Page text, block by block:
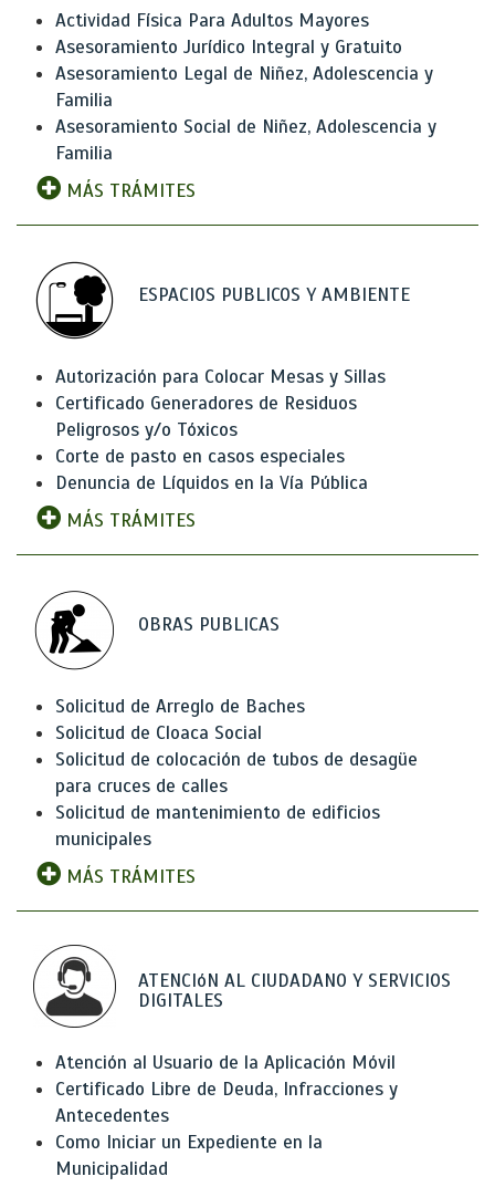
Actividad Física Para Adultos Mayores
Asesoramiento Jurídico Integral y Gratuito
Asesoramiento Legal de Niñez, Adolescencia y
Familia
Asesoramiento Social de Niñez, Adolescencia y
Familia
MÁS TRÁMITES
ESPACIOS PUBLICOS Y AMBIENTE
Autorización para Colocar Mesas y Sillas
Certificado Generadores de Residuos
Peligrosos y/o Tóxicos
Corte de pasto en casos especiales
Denuncia de Líquidos en la Vía Pública
MÁS TRÁMITES
OBRAS PUBLICAS
Solicitud de Arreglo de Baches
Solicitud de Cloaca Social
Solicitud de colocación de tubos de desagüe
para cruces de calles
Solicitud de mantenimiento de edificios
municipales
MÁS TRÁMITES
ATENCIóN AL CIUDADANO Y SERVICIOS
DIGITALES
Atención al Usuario de la Aplicación Móvil
Certificado Libre de Deuda, Infracciones y
Antecedentes
Como Iniciar un Expediente en la
Municipalidad